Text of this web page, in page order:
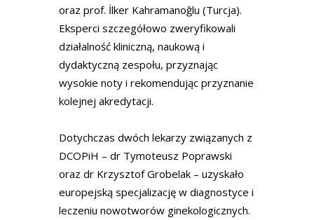
oraz prof. İlker Kahramanoğlu (Turcja).
Eksperci szczegółowo zweryfikowali
działalność kliniczną, naukową i
dydaktyczną zespołu, przyznając
wysokie noty i rekomendując przyznanie
kolejnej akredytacji.
Dotychczas dwóch lekarzy związanych z
DCOPiH – dr Tymoteusz Poprawski
oraz dr Krzysztof Grobelak – uzyskało
europejską specjalizację w diagnostyce i
leczeniu nowotworów ginekologicznych.